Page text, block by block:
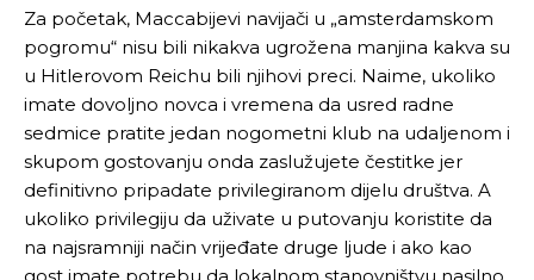
Za početak, Maccabijevi navijači u „amsterdamskom
pogromu“ nisu bili nikakva ugrožena manjina kakva su
u Hitlerovom Reichu bili njihovi preci. Naime, ukoliko
imate dovoljno novca i vremena da usred radne
sedmice pratite jedan nogometni klub na udaljenom i
skupom gostovanju onda zaslužujete čestitke jer
definitivno pripadate privilegiranom dijelu društva. A
ukoliko privilegiju da uživate u putovanju koristite da
na najsramniji način vrijeđate druge ljude i ako kao